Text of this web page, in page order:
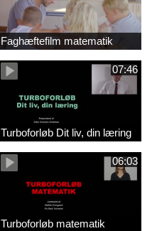
Faghæftefilm matematik
07:46
Turboforløb Dit liv, din læring
06:03
Turboforløb matematik